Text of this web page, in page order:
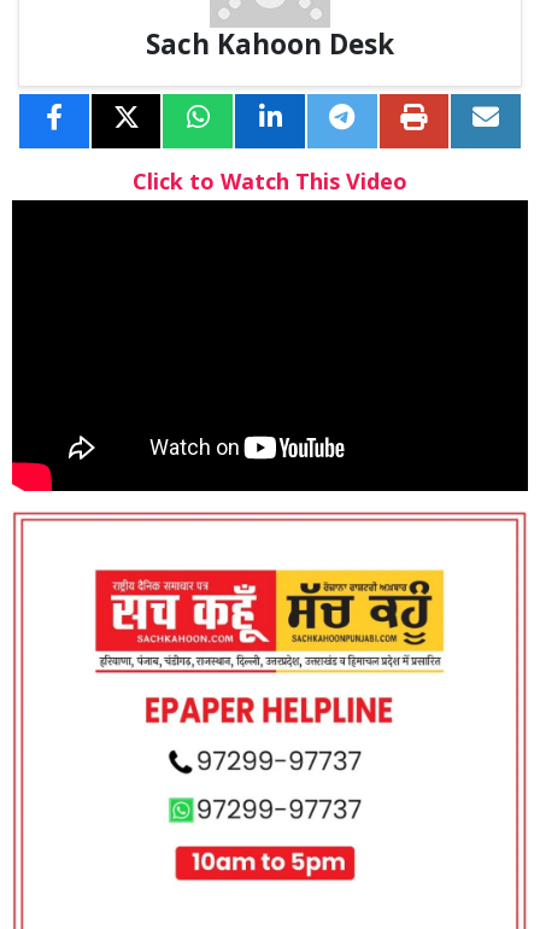
Sach Kahoon Desk
Click to Watch This Video